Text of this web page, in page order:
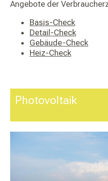
Angebote der
Basis-Check
Detail-Check
Gebäude-Check
Heiz-Check
Photovoltaik